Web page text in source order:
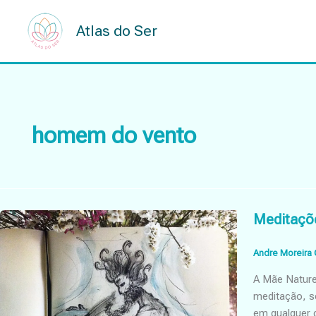
content
Atlas do Ser
homem do vento
Andre Moreira
A Mãe
meditação,
em qualquer